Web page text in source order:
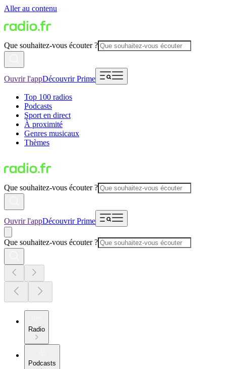
Aller au contenu
Que souhaitez-vous écouter ?
Ouvrir l'appDécouvrir Prime
Top 100 radios
Podcasts
Sport en direct
À proximité
Genres musicaux
Thèmes
Que souhaitez-vous écouter ?
Ouvrir l'appDécouvrir Prime
Que souhaitez-vous écouter ?
Radio
Podcasts